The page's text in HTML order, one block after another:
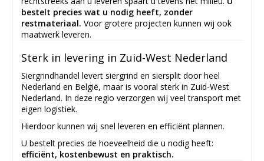
bestelt precies wat u nodig heeft, zonder
restmateriaal. Voor grotere projecten kunnen wij ook
maatwerk leveren.
Sterk in levering in Zuid-West Nederland
Siergrindhandel levert siergrind en siersplit door heel
Nederland en België, maar is vooral sterk in Zuid-West
Nederland. In deze regio verzorgen wij veel transport met
eigen logistiek.
Hierdoor kunnen wij snel leveren en efficiënt plannen.
U bestelt precies de hoeveelheid die u nodig heeft:
efficiënt, kostenbewust en praktisch.